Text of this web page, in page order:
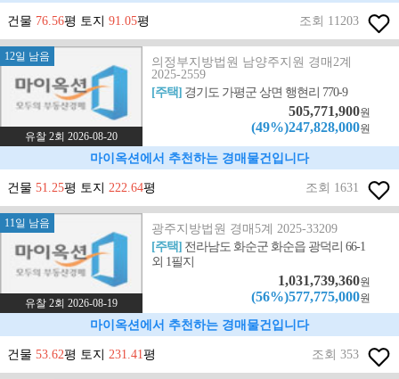
건물 76.56평 토지 91.05평 조회 11203
12일 남음
유찰 2회 2026-08-20
의정부지방법원 남양주지원 경매2계
2025-2559
[주택] 경기도 가평군 상면 행현리 770-9
505,771,900원
(49%)247,828,000원
마이옥션에서 추천하는 경매물건입니다
건물 51.25평 토지 222.64평 조회 1631
11일 남음
유찰 2회 2026-08-19
광주지방법원 경매5계 2025-33209
[주택] 전라남도 화순군 화순읍 광덕리 66-1
외 1필지
1,031,739,360원
(56%)577,775,000원
마이옥션에서 추천하는 경매물건입니다
건물 53.62평 토지 231.41평 조회 353